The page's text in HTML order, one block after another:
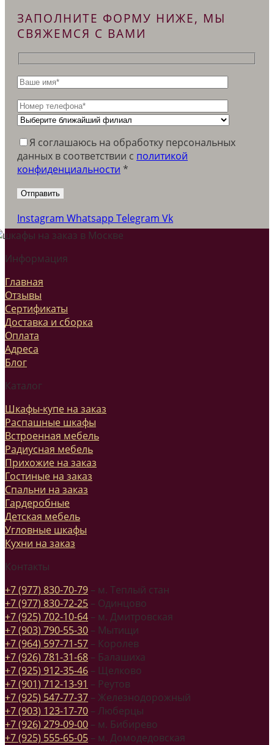
ЗАПОЛНИТЕ ФОРМУ НИЖЕ, МЫ
СВЯЖЕМСЯ С ВАМИ
Я соглашаюсь на обработку персональных
данных в соответствии c политикой
конфиденциальности *
Instagram Whatsapp Telegram Vk
Информация
Главная
Отзывы
Сертификаты
Доставка и сборка
Оплата
Адреса
Блог
Каталог
Шкафы-купе на заказ
Распашные шкафы
Встроенная мебель
Радиусная мебель
Прихожие на заказ
Гостиные на заказ
Спальни на заказ
Гардеробные
Детская мебель
Угловные шкафы
Кухни на заказ
Контакты
+7 (977) 830-70-79 – м. Теплый стан
+7 (977) 830-72-25 – Одинцово
+7 (925) 702-10-64 – м. Дмитровская
+7 (903) 790-55-30 – Мытищи
+7 (964) 597-71-57 – Королев
+7 (926) 781-31-68 – Балашиха
+7 (925) 912-35-46 – Щелково
+7 (901) 712-13-91 – Реутов
+7 (925) 547-77-37 – Железнодорожный
+7 (903) 123-17-70 – Люберцы
+7 (926) 279-09-00 – м. Бибирево
+7 (925) 555-65-05 – м. Домодедовская